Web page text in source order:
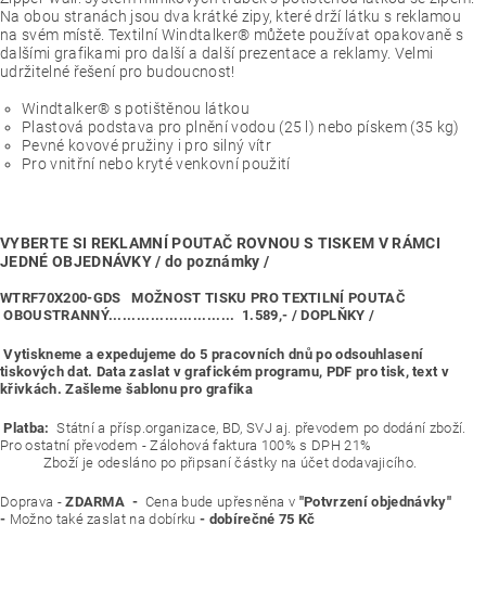
Na obou stranách jsou dva krátké zipy, které drží látku s reklamou
na svém místě. Textilní Windtalker® můžete používat opakovaně s
dalšími grafikami pro další a další prezentace a reklamy. Velmi
udržitelné řešení pro budoucnost!
Windtalker® s potištěnou látkou
Plastová podstava pro plnění vodou (25 l) nebo pískem (35 kg)
Pevné kovové pružiny i pro silný vítr
Pro vnitřní nebo kryté venkovní použití
VYBERTE SI REKLAMNÍ POUTAČ ROVNOU S TISKEM V RÁMCI
JEDNÉ OBJEDNÁVKY / do poznámky /
WTRF70X200-GDS MOŽNOST TISKU PRO TEXTILNÍ POUTAČ
OBOUSTRANNÝ........................... 1.589,- / DOPLŇKY /
Vytiskneme a expedujeme do 5 pracovních dnů po odsouhlasení
tiskových dat. Data zaslat v grafickém programu, PDF pro tisk, text v
křivkách. Zašleme šablonu pro grafika
Platba: Státní a přísp.organizace, BD, SVJ aj. převodem po dodání zboží.
Pro ostatní převodem - Zálohová faktura 100% s DPH 21%
Zboží je odesláno po připsaní částky na účet dodavajicího.
Doprava -ZDARMA - Cena bude upřesněna v "Potvrzení objednávky"
- Možno také zaslat na dobírku - dobírečné 75 Kč